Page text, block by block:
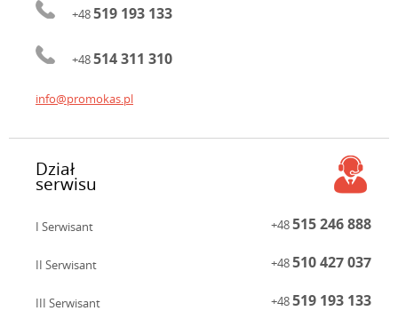
+48519 193 133
+48514 311 310
info@promokas.pl
Dział
serwisu
I Serwisant +48515 246 888
II Serwisant +48510 427 037
III Serwisant +48519 193 133